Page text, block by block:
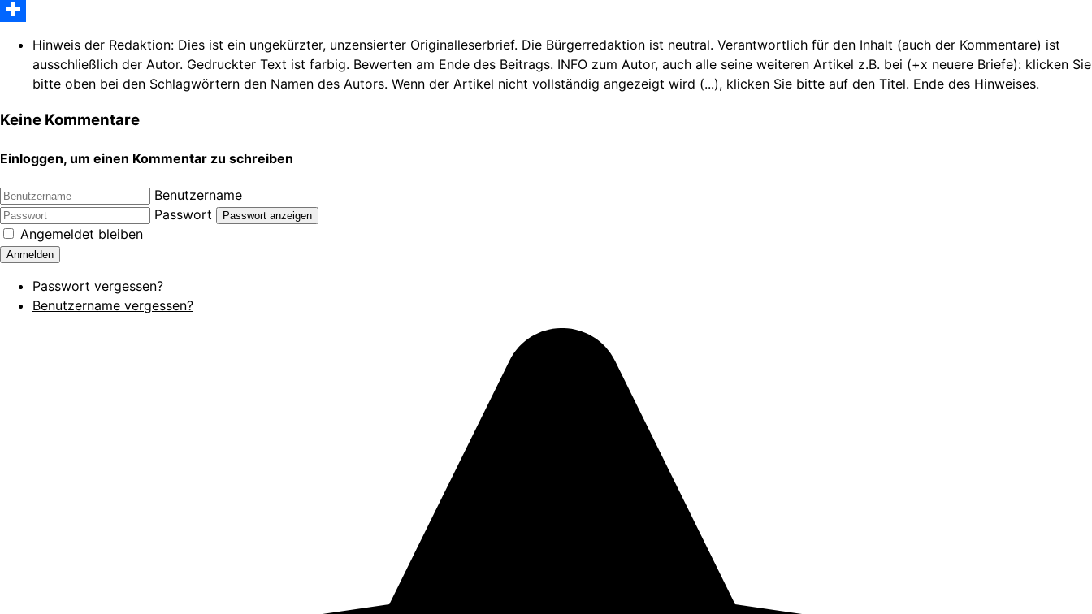
WhatsApp
Hinweis der Redaktion: Dies ist ein ungekürzter, unzensierter Originalleserbrief. Die Bürgerredaktion ist neutral. Verantwortlich für den Inhalt (auch der Kommentare) ist
ausschließlich der Autor. Gedruckter Text ist farbig. Bewerten am Ende des Beitrags. INFO zum Autor, auch alle seine weiteren Artikel z.B. bei (+x neuere Briefe): klicken Sie
bitte oben bei den Schlagwörtern den Namen des Autors. Wenn der Artikel nicht vollständig angezeigt wird (...), klicken Sie bitte auf den Titel. Ende des Hinweises.
Keine Kommentare
Einloggen, um einen Kommentar zu schreiben
Benutzername
Passwort
Passwort anzeigen
Angemeldet bleiben
Anmelden
Passwort vergessen?
Benutzername vergessen?